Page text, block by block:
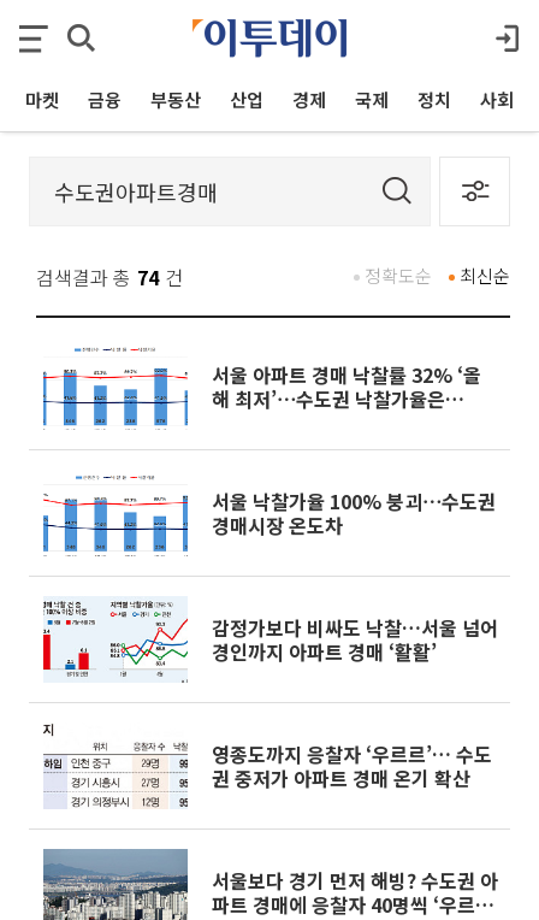
마켓 금융 부동산 산업 경제 국제 정치 사회
검색결과 총 74 건 최신순
정확도순
서울 아파트 경매 낙찰률 32% ‘올
해 최저’⋯수도권 낙찰가율은
서울 낙찰가율 100% 붕괴⋯수도권
경매시장 온도차
감정가보다 비싸도 낙찰…서울 넘어
경인까지 아파트 경매 ‘활활’
영종도까지 응찰자 ‘우르르’… 수도
권 중저가 아파트 경매 온기 확산
서울보다 경기 먼저 해빙? 수도권 아
파트 경매에 응찰자 40명씩 ‘우르